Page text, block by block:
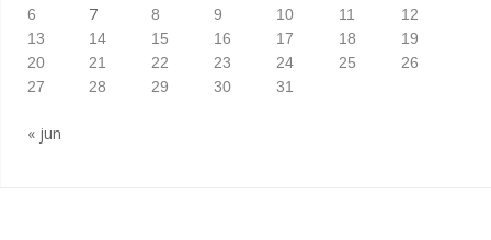
6
7 8 9 10 11
12
13
14 15 16 17 18
19
20
21 22 23 24 25
26
27
28 29 30 31
« jun